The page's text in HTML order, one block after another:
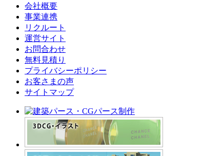
会社概要
事業連携
リクルート
運営サイト
お問合わせ
無料見積り
プライバシーポリシー
お客さまの声
サイトマップ